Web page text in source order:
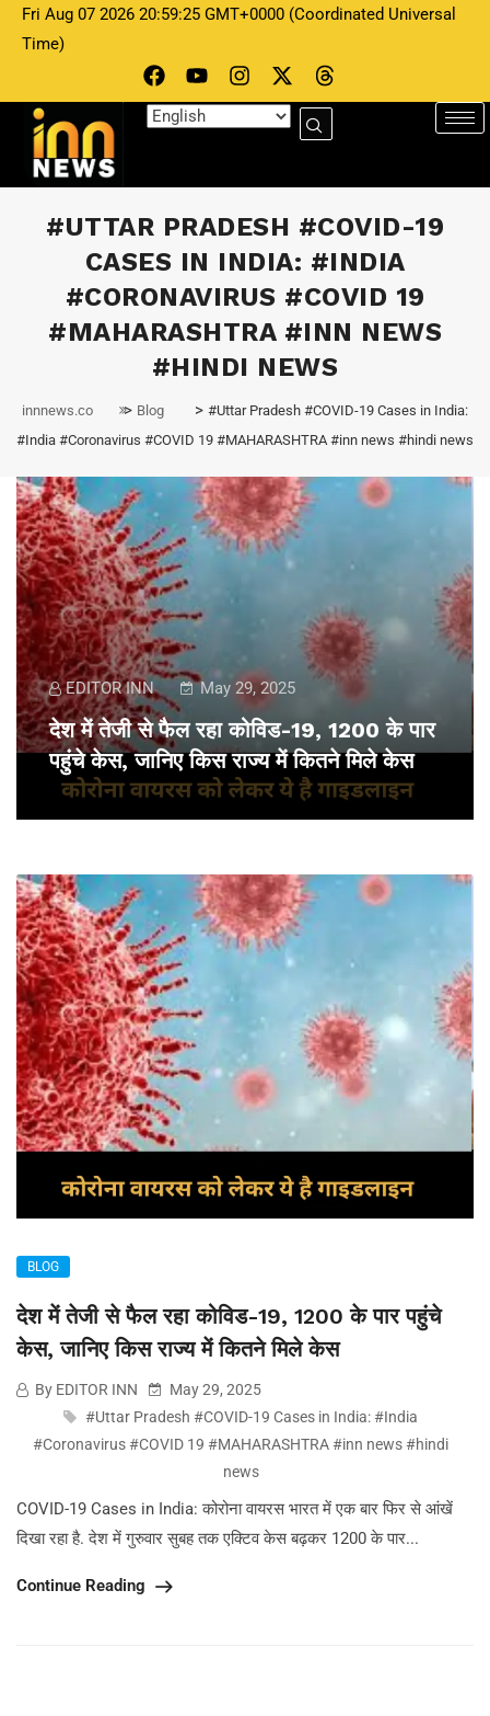
Fri Aug 07 2026 20:59:25 GMT+0000 (Coordinated Universal
Time)
#UTTAR PRADESH #COVID-19
CASES IN INDIA: #INDIA
#CORONAVIRUS #COVID 19
#MAHARASHTRA #INN NEWS
#HINDI NEWS
innnews.co > Blog > #Uttar Pradesh #COVID-19 Cases in India:
#India #Coronavirus #COVID 19 #MAHARASHTRA #inn news #hindi news
EDITOR INN May 29, 2025
देश में तेजी से फैल रहा कोविड-19, 1200 के पार
पहुंचे केस, जानिए किस राज्य में कितने मिले केस
BLOG
देश में तेजी से फैल रहा कोविड-19, 1200 के पार पहुंचे
केस, जानिए किस राज्य में कितने मिले केस
By EDITOR INN
May 29, 2025
#Uttar Pradesh #COVID-19 Cases in India: #India
#Coronavirus #COVID 19 #MAHARASHTRA #inn news #hindi
news
COVID-19 Cases in India: कोरोना वायरस भारत में एक बार फिर से आंखें
दिखा रहा है. देश में गुरुवार सुबह तक एक्टिव केस बढ़कर 1200 के पार...
Continue Reading